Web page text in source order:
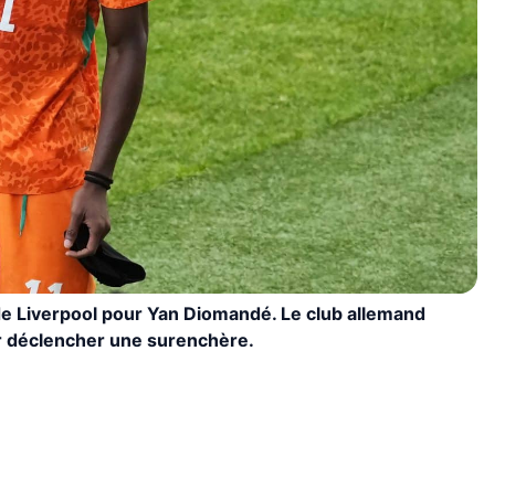
Liverpool pour Yan Diomandé. Le club allemand
déclencher une surenchère.